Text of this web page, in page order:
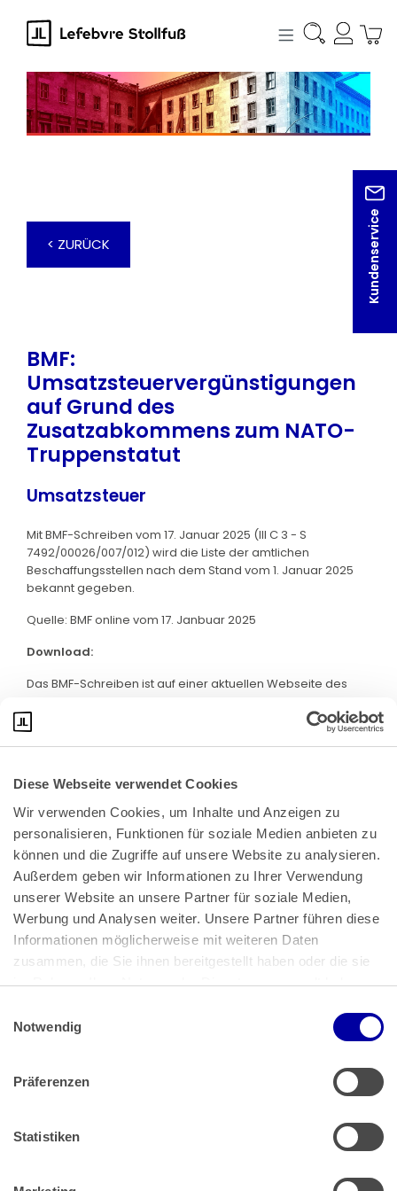
Diese Webseite verwendet Cookies
Wir verwenden Cookies, um Inhalte und Anzeigen zu
personalisieren, Funktionen für soziale Medien anbieten zu
können und die Zugriffe auf unsere Website zu analysieren.
Außerdem geben wir Informationen zu Ihrer Verwendung
unserer Website an unsere Partner für soziale Medien,
Werbung und Analysen weiter. Unsere Partner führen diese
Informationen möglicherweise mit weiteren Daten
zusammen, die Sie ihnen bereitgestellt haben oder die sie
im Rahmen Ihrer Nutzung der Dienste gesammelt haben.
Impressum
Notwendig
Präferenzen
Statistiken
springen
Kundenservice
< ZURÜCK
BMF:
Umsatzsteuervergünstigungen
auf Grund des
Zusatzabkommens zum NATO-
Truppenstatut
Umsatzsteuer
Mit BMF-Schreiben vom 17. Januar 2025 (III C 3 - S
7492/00026/007/012) wird die Liste der amtlichen
Beschaffungsstellen nach dem Stand vom 1. Januar 2025
bekannt gegeben.
Quelle: BMF online vom 17. Janbuar 2025
Download:
Das BMF-Schreiben ist auf einer aktuellen Webseite des
Bundeskanzlerplatz 2
53113 Bonn
Pressemitteilungen|AGB
Impressum|Datenschutz
Muster Widerrufsformular (PDF)